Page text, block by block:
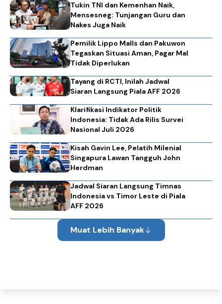
Tukin TNI dan Kemenhan Naik,
Mensesneg: Tunjangan Guru dan
Nakes Juga Naik
Pemilik Lippo Malls dan Pakuwon
Tegaskan Situasi Aman, Pagar Mal
Tidak Diperlukan
Tayang di RCTI, Inilah Jadwal
Siaran Langsung Piala AFF 2026
Klarifikasi Indikator Politik
Indonesia: Tidak Ada Rilis Survei
Nasional Juli 2026
Kisah Gavin Lee, Pelatih Milenial
Singapura Lawan Tangguh John
Herdman
Jadwal Siaran Langsung Timnas
Indonesia vs Timor Leste di Piala
AFF 2026
Muat Lebih Banyak